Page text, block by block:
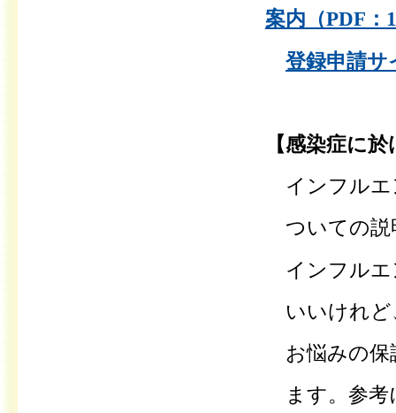
案内（PDF：
登録申請サ
【感染症に
インフル
ついての説
インフルエ
いいけれど
お悩みの保
ます。参考